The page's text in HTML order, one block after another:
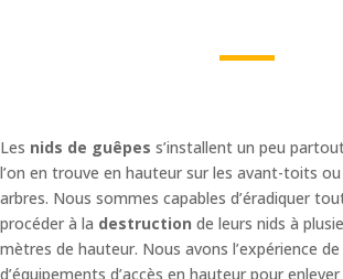
Les nids de guêpes s’installent un peu
l’on en trouve en hauteur sur les avant-toits
arbres. Nous sommes capables d’éradiquer
procéder à la destruction de leurs nids à
mètres de hauteur. Nous avons l’expérience de
d’équipements d’accès en hauteur pour